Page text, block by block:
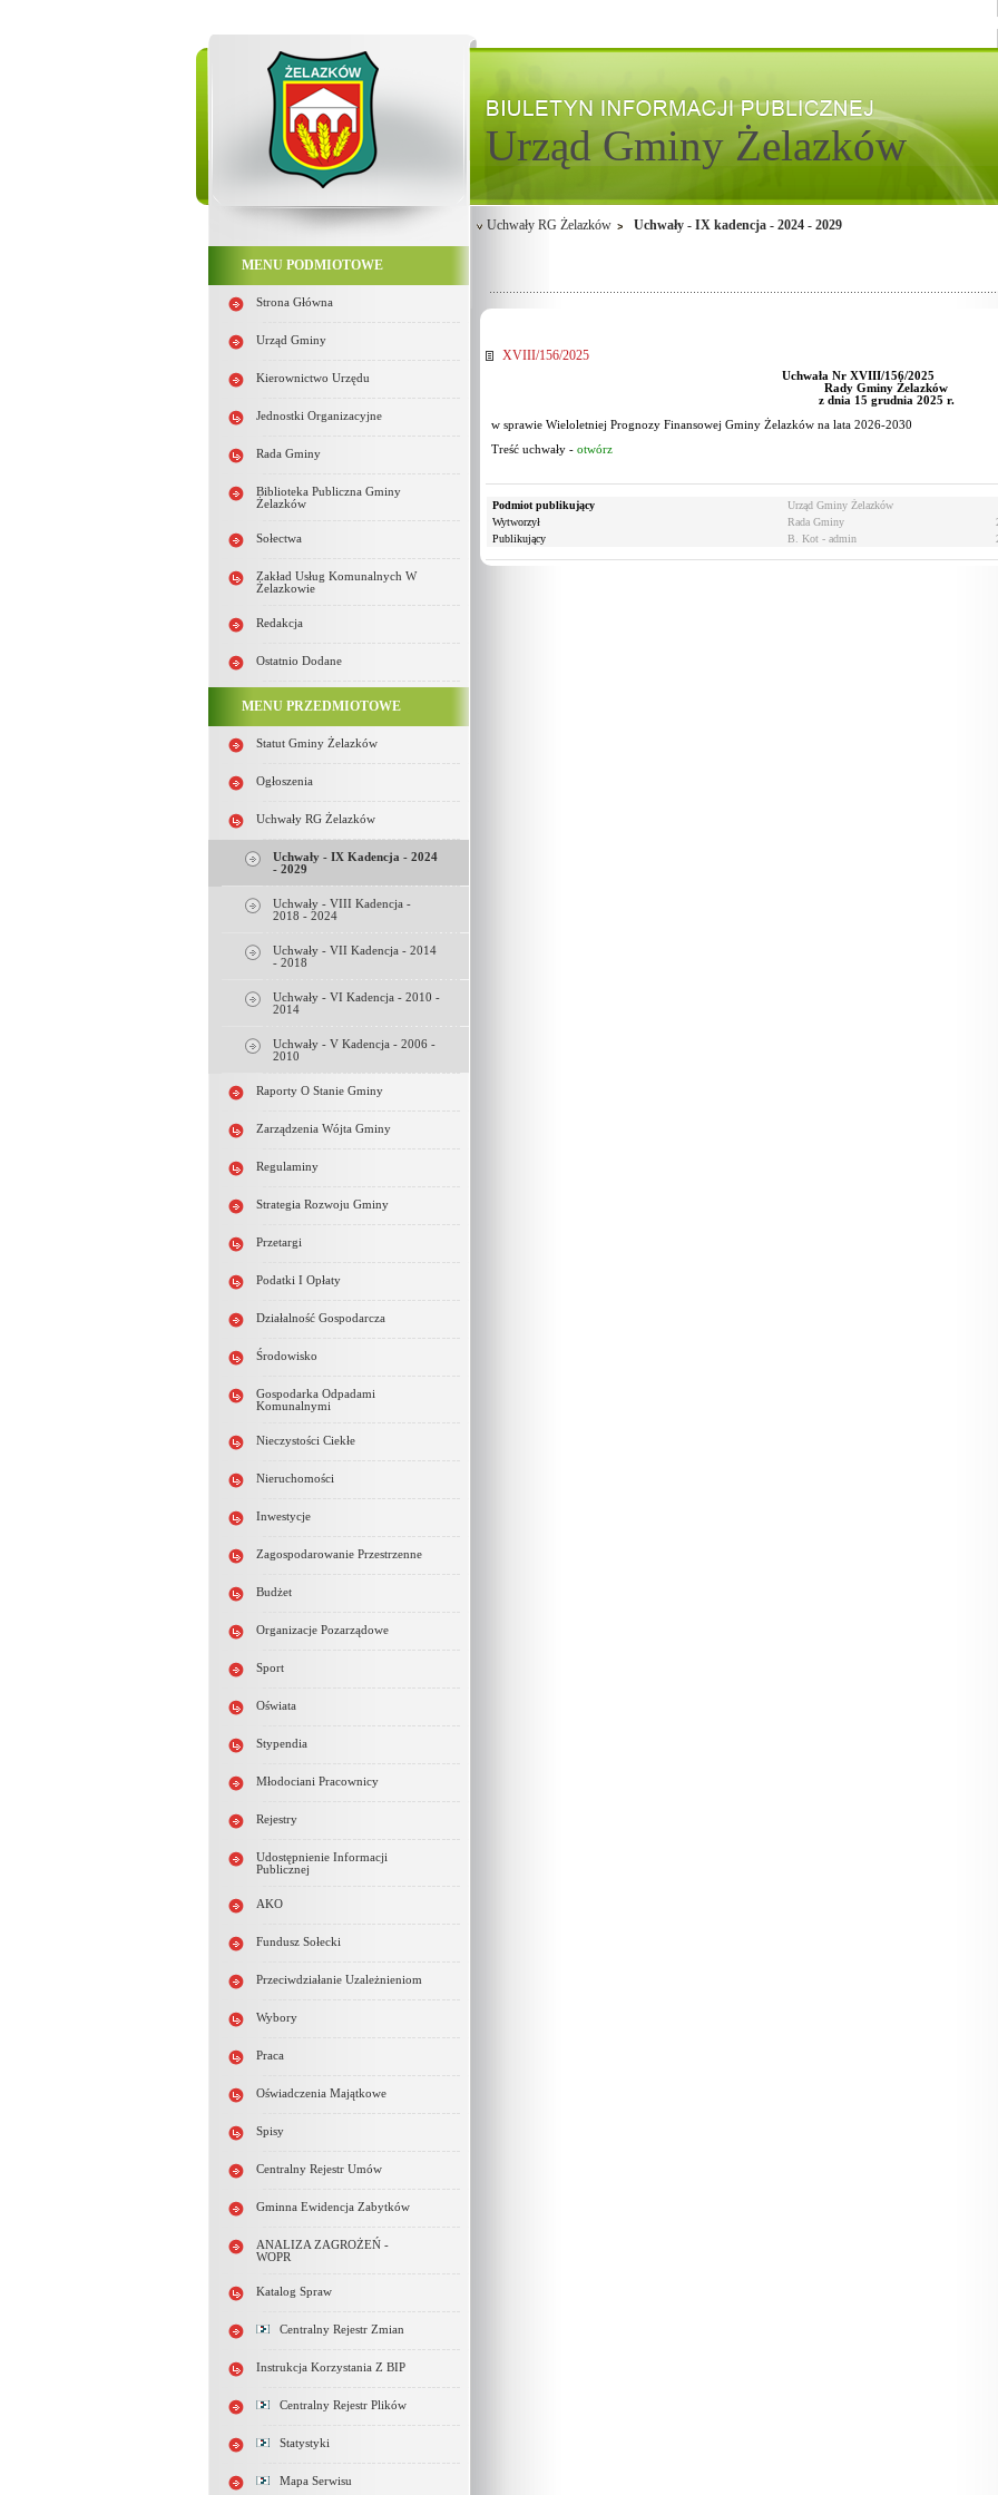
Urząd Gminy Żelazków
MENU PODMIOTOWE
Strona Główna
Urząd Gminy
Kierownictwo Urzędu
Jednostki Organizacyjne
Rada Gminy
Biblioteka Publiczna Gminy
Żelazków
Sołectwa
Zakład Usług Komunalnych W
Żelazkowie
Redakcja
Ostatnio Dodane
MENU PRZEDMIOTOWE
Statut Gminy Żelazków
Ogłoszenia
Uchwały RG Żelazków
Uchwały - IX Kadencja - 2024
- 2029
Uchwały - VIII Kadencja -
2018 - 2024
Uchwały - VII Kadencja - 2014
- 2018
Uchwały - VI Kadencja - 2010 -
2014
Uchwały - V Kadencja - 2006 -
2010
Raporty O Stanie Gminy
Zarządzenia Wójta Gminy
Regulaminy
Strategia Rozwoju Gminy
Przetargi
Podatki I Opłaty
Działalność Gospodarcza
Środowisko
Gospodarka Odpadami
Komunalnymi
Nieczystości Ciekłe
Nieruchomości
Inwestycje
Zagospodarowanie Przestrzenne
Budżet
Organizacje Pozarządowe
Sport
Oświata
Stypendia
Młodociani Pracownicy
Rejestry
Udostępnienie Informacji
Publicznej
AKO
Fundusz Sołecki
Przeciwdziałanie Uzależnieniom
Wybory
Praca
Oświadczenia Majątkowe
Spisy
Centralny Rejestr Umów
Gminna Ewidencja Zabytków
ANALIZA ZAGROŻEŃ -
WOPR
Katalog Spraw
Centralny Rejestr Zmian
Instrukcja Korzystania Z BIP
Centralny Rejestr Plików
Statystyki
Mapa Serwisu
Uchwały RG Żelazków Uchwały - IX kadencja - 2024 - 2029
XVIII/156/2025
Uchwała Nr XVIII/156/2025
Rady Gminy Żelazków
z dnia 15 grudnia 2025 r.
w sprawie Wieloletniej Prognozy Finansowej Gminy Żelazków na lata 2026-2030
Treść uchwały - otwórz
Podmiot publikujący
Urząd Gminy Żelazków
Wytworzył
Rada Gminy
Publikujący
B. Kot - admin